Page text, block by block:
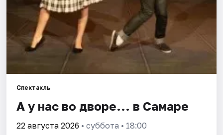
Спектакль
А у нас во дворе... в Самаре
22 августа 2026 • суббота • 18:00